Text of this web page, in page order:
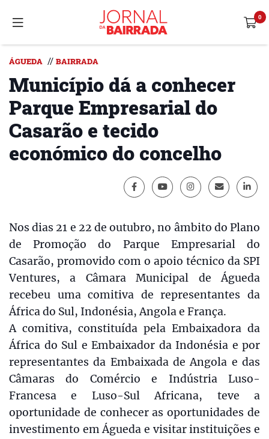
ÁGUEDA // BAIRRADA
Município dá a conhecer
Parque Empresarial do
Casarão e tecido
económico do concelho
Nos dias 21 e 22 de outubro, no âmbito do Plano
de Promoção do Parque Empresarial do
Casarão, promovido com o apoio técnico da SPI
Ventures, a Câmara Municipal de Águeda
recebeu uma comitiva de representantes da
África do Sul, Indonésia, Angola e França.
A comitiva, constituída pela Embaixadora da
África do Sul e Embaixador da Indonésia e por
representantes da Embaixada de Angola e das
Câmaras do Comércio e Indústria Luso-
Francesa e Luso-Sul Africana, teve a
oportunidade de conhecer as oportunidades de
investimento em Águeda e visitar instituições e